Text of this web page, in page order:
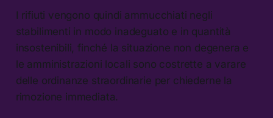
I rifiuti vengono quindi ammucchiati negli
stabilimenti in modo inadeguato e in quantità
insostenibili, finché la situazione non degenera e
le amministrazioni locali sono costrette a varare
delle ordinanze straordinarie per chiederne la
rimozione immediata.